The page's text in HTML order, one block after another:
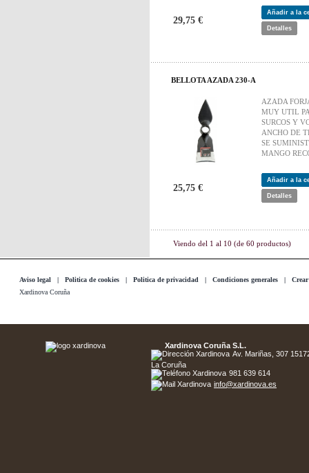
29,75 €
Añadir a la
Detalles
BELLOTA AZADA 230-A
AZADA
MUY UTIL
SURCOS Y
ANCHO DE
SE
MANGO
25,75 €
Añadir a la
Detalles
Viendo del 1 al 10 (de 60 productos)
Aviso legal | Politica de cookies | Politica de privacidad | Condiciones generales |
Xardinova Coruña
Xardinova Coruña S.L.
Av. Mariñas, 307
La Coruña
981 639 614
info@xardinova.es